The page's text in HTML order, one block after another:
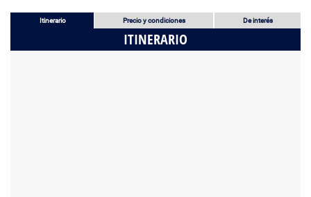
Itinerario Precio y condiciones De interés
ITINERARIO